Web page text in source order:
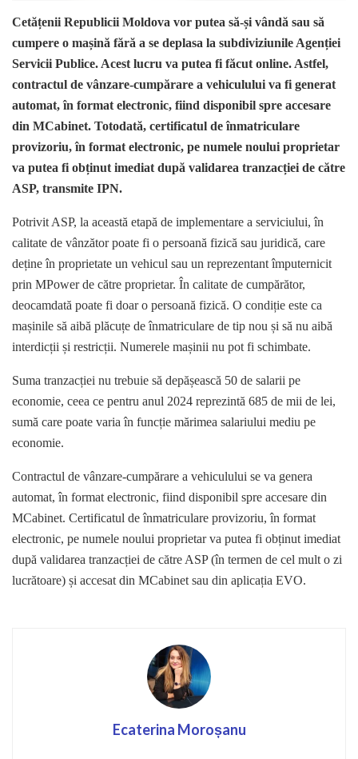
Cetățenii Republicii Moldova vor putea să-și vândă sau să
cumpere o mașină fără a se deplasa la subdiviziunile Agenției
Servicii Publice. Acest lucru va putea fi făcut online. Astfel,
contractul de vânzare-cumpărare a vehiculului va fi generat
automat, în format electronic, fiind disponibil spre accesare
din MCabinet. Totodată, certificatul de înmatriculare
provizoriu, în format electronic, pe numele noului proprietar
va putea fi obținut imediat după validarea tranzacției de către
ASP, transmite IPN.
Potrivit ASP, la această etapă de implementare a serviciului, în
calitate de vânzător poate fi o persoană fizică sau juridică, care
deține în proprietate un vehicul sau un reprezentant împuternicit
prin MPower de către proprietar. În calitate de cumpărător,
deocamdată poate fi doar o persoană fizică. O condiție este ca
mașinile să aibă plăcuțe de înmatriculare de tip nou și să nu aibă
interdicții și restricții. Numerele mașinii nu pot fi schimbate.
Suma tranzacției nu trebuie să depășească 50 de salarii pe
economie, ceea ce pentru anul 2024 reprezintă 685 de mii de lei,
sumă care poate varia în funcție mărimea salariului mediu pe
economie.
Contractul de vânzare-cumpărare a vehiculului se va genera
automat, în format electronic, fiind disponibil spre accesare din
MCabinet. Certificatul de înmatriculare provizoriu, în format
electronic, pe numele noului proprietar va putea fi obținut imediat
după validarea tranzacției de către ASP (în termen de cel mult o zi
lucrătoare) și accesat din MCabinet sau din aplicația EVO.
Ecaterina Moroșanu